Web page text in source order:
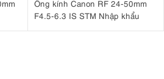
Ống kính Canon RF 24-50mm
F4.5-6.3 IS STM Nhập khẩu